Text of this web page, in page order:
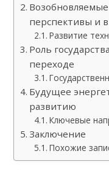
перспективы и
Развитие
Роль
переходе
Будущее
развитию
Ключевые
Заключение
Похожие